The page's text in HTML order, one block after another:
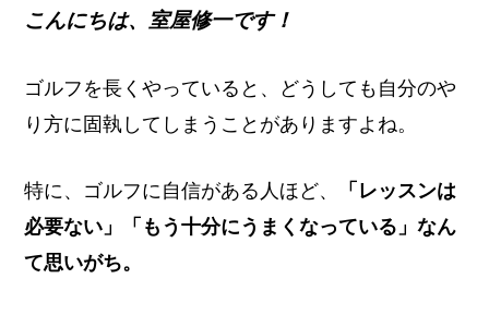
こんにちは、室屋修一です！
ゴルフを長くやっていると、どうしても自分のや
り方に固執してしまうことがありますよね。
特に、ゴルフに自信がある人ほど、
「レッスンは
必要ない」「もう十分にうまくなっている」なん
て思いがち。